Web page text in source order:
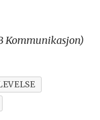
Kommunikasjon)